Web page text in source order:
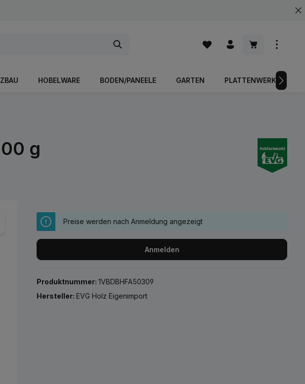
Warenkorb
HOBELWARE BODEN/PANEELE GARTEN PLATTENWERKSTOFFE
g
Preise werden nach Anmeldung angezeigt
Anmelden
Produktnummer:1VBDBHFA50309
Hersteller:EVG Holz Eigenimport